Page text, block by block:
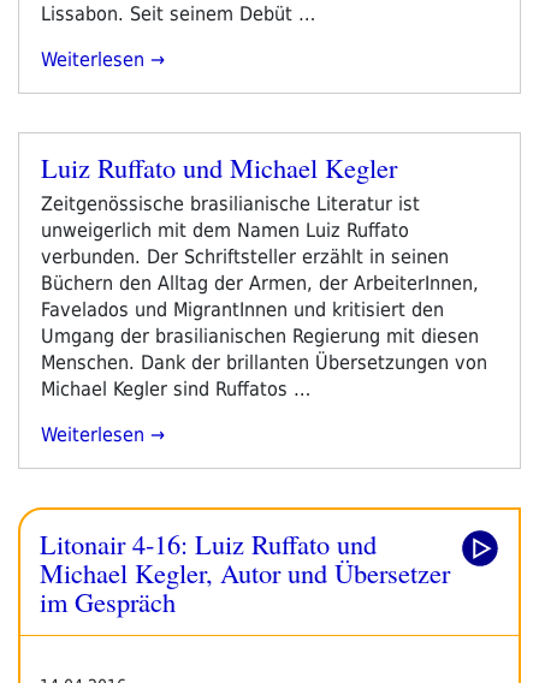
Lissabon. Seit seinem Debüt …
„Michael
„Das
Viertel“
Ein
Zehnteiliger
Zyklus
Von
Gonçalo
M.
Tavares“
Weiterlesen
Veröffentlicht
Luiz Ruffato und Michael Kegler
Zeitgenössische brasilianische Literatur ist
unweigerlich mit dem Namen Luiz Ruffato
verbunden. Der Schriftsteller erzählt in seinen
Büchern den Alltag der Armen, der ArbeiterInnen,
Favelados und MigrantInnen und kritisiert den
Umgang der brasilianischen Regierung mit diesen
Menschen. Dank der brillanten Übersetzungen von
Michael Kegler sind Ruffatos …
„Luiz
Michael
Kegler“
Weiterlesen
Litonair 4-16: Luiz Ruffato und
Michael Kegler, Autor und Übersetzer
im Gespräch